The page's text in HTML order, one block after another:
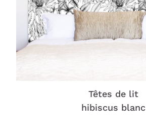
Têtes de lit
hibiscus blanc